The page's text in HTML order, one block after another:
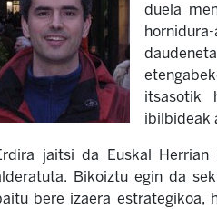
duela
itsasotik
ibilbideak
jaitsi da Euskal Herrian
Bikoiztu egin da
bere izaera estrategikoa,